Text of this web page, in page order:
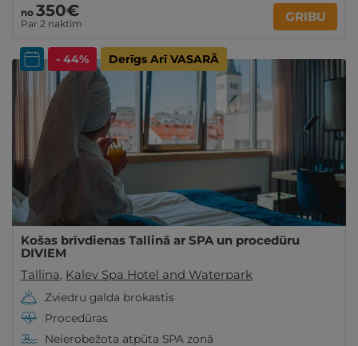
no 350€
Par 2 naktīm GRIBU
- 44% Derīgs Arī VASARĀ
Košas brīvdienas Tallinā ar SPA un procedūru
DIVIEM
Tallina, Kalev Spa Hotel and Waterpark
Zviedru galda brokastis
Procedūras
Neierobežota atpūta SPA zonā